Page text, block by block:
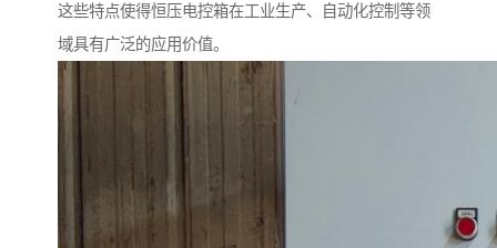
这些特点使得恒压电控箱在工业生产、自动化控制等领
域具有广泛的应用价值。